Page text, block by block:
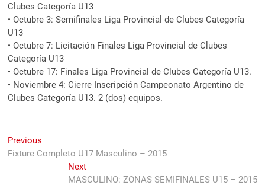
Clubes Categoría U13
• Octubre 3: Semifinales Liga Provincial de Clubes Categoría
U13
• Octubre 7: Licitación Finales Liga Provincial de Clubes
Categoría U13
• Octubre 17: Finales Liga Provincial de Clubes Categoría U13.
• Noviembre 4: Cierre Inscripción Campeonato Argentino de
Clubes Categoría U13. 2 (dos) equipos.
Navegación
de
Previous
post:
Fixture Completo U17 Masculino – 2015
NextNext
post:
MASCULINO: ZONAS SEMIFINALES U15 – 2015